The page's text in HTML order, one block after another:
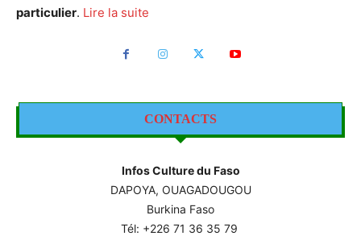
particulier. Lire la suite
CONTACTS
Infos Culture du Faso
DAPOYA, OUAGADOUGOU
Burkina Faso
Tél: +226 71 36 35 79